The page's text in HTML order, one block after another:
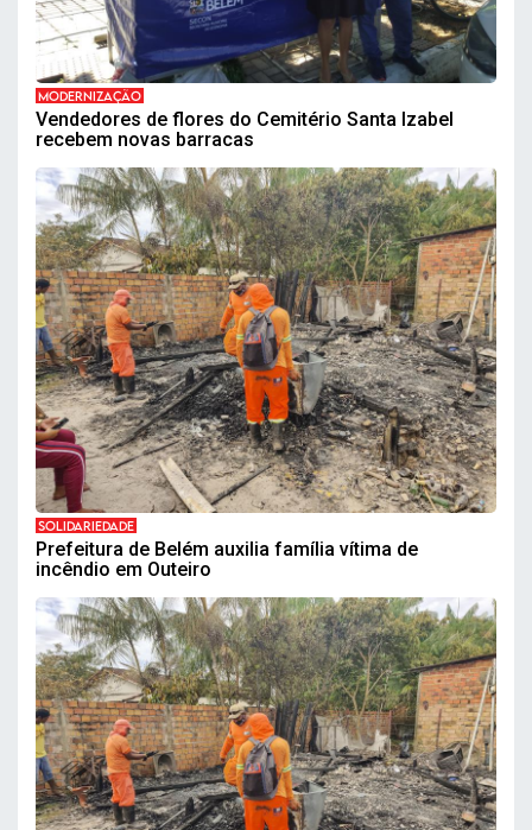
MODERNIZAÇÃO
Vendedores de flores do Cemitério Santa Izabel
recebem novas barracas
SOLIDARIEDADE
Prefeitura de Belém auxilia família vítima de
incêndio em Outeiro